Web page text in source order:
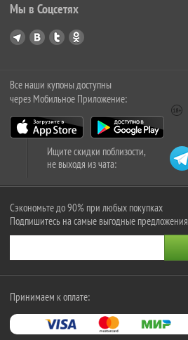
Мы в Соцсетях
Все наши купоны доступны
через Мобильное Приложение:
Ищите скидки поблизости,
не выходя из чата:
Сэкономьте до 90% при любых покупках
Подпишитесь на самые выгодные предложения
Принимаем к оплате: